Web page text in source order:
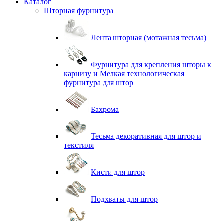
Каталог
Шторная фурнитура
Лента шторная (мотажная тесьма)
Фурнитура для крепления шторы к
карнизу и Мелкая технологическая
фурнитура для штор
Бахрома
Тесьма декоративная для штор и
текстиля
Кисти для штор
Подхваты для штор